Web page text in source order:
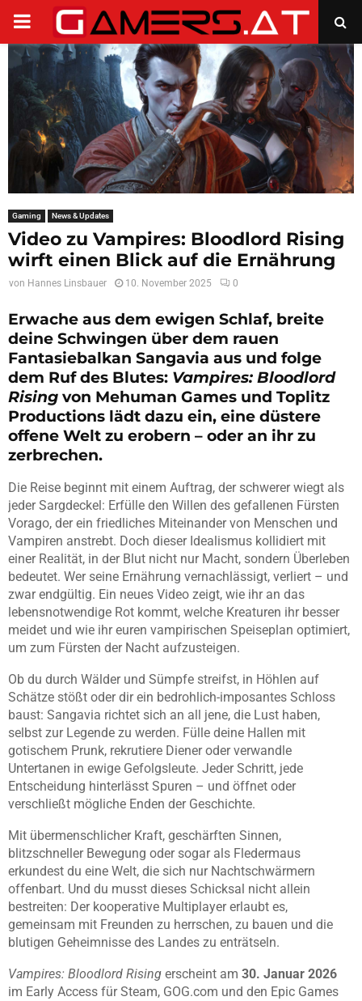
PRIMARY
MENU
Gaming News & Updates
Video zu Vampires: Bloodlord Rising
wirft einen Blick auf die Ernährung
von Hannes Linsbauer 10. November 2025 0
Erwache aus dem ewigen Schlaf, breite
deine Schwingen über dem rauen
Fantasiebalkan Sangavia aus und folge
dem Ruf des Blutes: Vampires: Bloodlord
Rising von Mehuman Games und Toplitz
Productions lädt dazu ein, eine düstere
offene Welt zu erobern – oder an ihr zu
zerbrechen.
Die Reise beginnt mit einem Auftrag, der schwerer wiegt als
jeder Sargdeckel: Erfülle den Willen des gefallenen Fürsten
Vorago, der ein friedliches Miteinander von Menschen und
Vampiren anstrebt. Doch dieser Idealismus kollidiert mit
einer Realität, in der Blut nicht nur Macht, sondern Überleben
bedeutet. Wer seine Ernährung vernachlässigt, verliert – und
zwar endgültig. Ein neues Video zeigt, wie ihr an das
lebensnotwendige Rot kommt, welche Kreaturen ihr besser
meidet und wie ihr euren vampirischen Speiseplan optimiert,
um zum Fürsten der Nacht aufzusteigen.
Ob du durch Wälder und Sümpfe streifst, in Höhlen auf
Schätze stößt oder dir ein bedrohlich-imposantes Schloss
baust: Sangavia richtet sich an all jene, die Lust haben,
selbst zur Legende zu werden. Fülle deine Hallen mit
gotischem Prunk, rekrutiere Diener oder verwandle
Untertanen in ewige Gefolgsleute. Jeder Schritt, jede
Entscheidung hinterlässt Spuren – und öffnet oder
verschließt mögliche Enden der Geschichte.
Mit übermenschlicher Kraft, geschärften Sinnen,
blitzschneller Bewegung oder sogar als Fledermaus
erkundest du eine Welt, die sich nur Nachtschwärmern
offenbart. Und du musst dieses Schicksal nicht allein
bestreiten: Der kooperative Multiplayer erlaubt es,
gemeinsam mit Freunden zu herrschen, zu bauen und die
blutigen Geheimnisse des Landes zu enträtseln.
Vampires: Bloodlord Rising erscheint am 30. Januar 2026
im Early Access für Steam, GOG.com und den Epic Games